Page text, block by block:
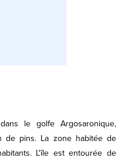
le golfe Argosaronique,
de pins. La zone habitée de
L'île est entourée de